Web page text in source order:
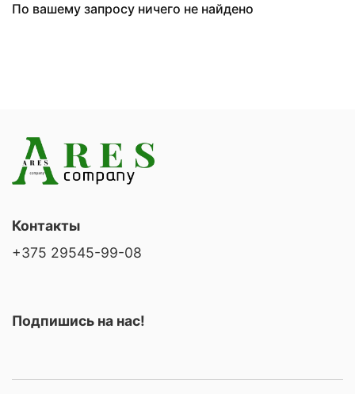
По вашему запросу ничего не найдено
Контакты
+375 29545-99-08
Подпишись на нас!